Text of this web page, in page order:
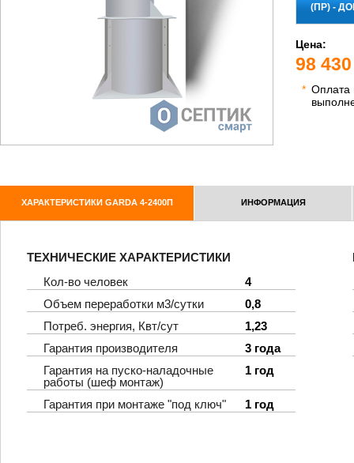
Цена:
98 430
* Оплата
ХАРАКТЕРИСТИКИ GARDA 4-2400П ИНФОРМАЦИЯ
ТЕХНИЧЕСКИЕ ХАРАКТЕРИСТИКИ
Кол-во человек
4
Объем переработки м3/сутки
0,8
Потреб. энергия, Квт/сут
1,23
Гарантия производителя
3 года
Гарантия на пуско-наладочные
работы (шеф монтаж)
1 год
Гарантия при монтаже "под ключ" 1 год